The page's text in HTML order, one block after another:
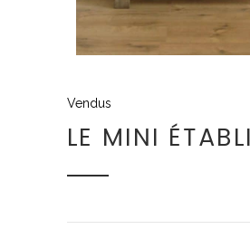
Vendus
LE MINI ÉTABLI